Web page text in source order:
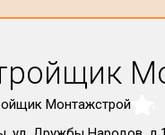
Монтажстрой